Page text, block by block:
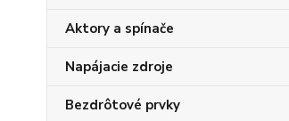
Aktory a spínače
Napájacie zdroje
Bezdrôtové prvky